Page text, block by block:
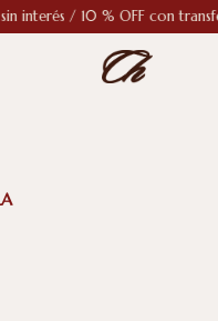
/ 10 % OFF con transferencia